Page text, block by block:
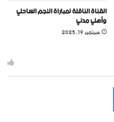
القناة الناقلة لمباراة النجم الساحلي
وأهلي مدني
سبتمبر 19, 2025